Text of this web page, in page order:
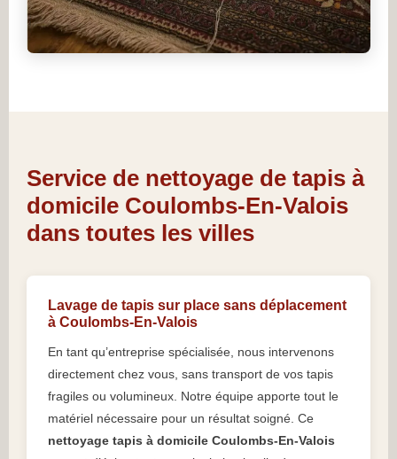
Service de nettoyage de tapis à
domicile Coulombs-En-Valois
dans toutes les villes
Lavage de tapis sur place sans déplacement
à Coulombs-En-Valois
En tant qu’entreprise spécialisée, nous intervenons
directement chez vous, sans transport de vos tapis
fragiles ou volumineux. Notre équipe apporte tout le
matériel nécessaire pour un résultat soigné. Ce
nettoyage tapis à domicile Coulombs-En-Valois